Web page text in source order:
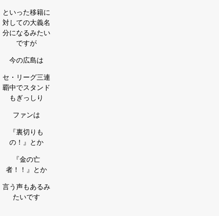
といった移籍に
対しての大義名
分になるみたい
ですが
今の広島は
セ・リーグ三連
覇中でスタンド
もぎっしり
ファンは
『裏切りも
の！』とか
『金の亡
者！！』とか
言う声もあるみ
たいです